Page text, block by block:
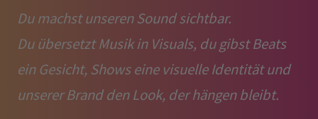
Du machst unseren Sound sichtbar.
Du übersetzt Musik in Visuals, du gibst Beats
ein Gesicht, Shows eine visuelle Identität und
unserer Brand den Look, der hängen bleibt.